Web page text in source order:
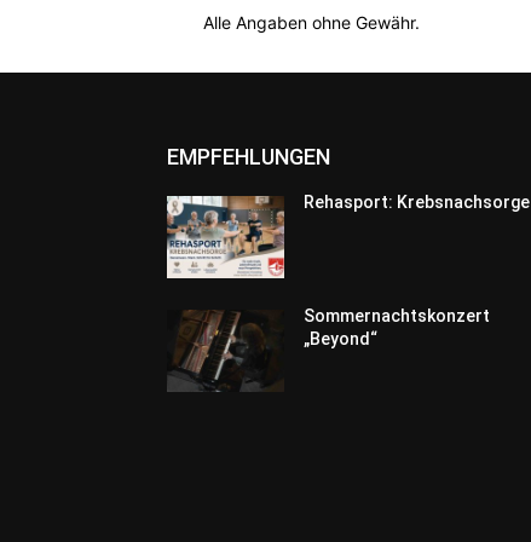
Alle Angaben ohne Gewähr.
EMPFEHLUNGEN
Rehasport: Krebsnachsorge
Sommernachtskonzert
„Beyond“